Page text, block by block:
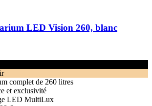
LED Vision 260, blanc
complet de 260 litres
et exclusivité
LED MultiLux